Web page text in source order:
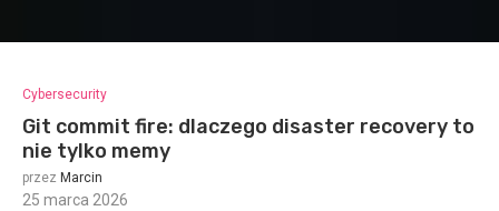
Cybersecurity
Git commit fire: dlaczego disaster recovery to
nie tylko memy
przez Marcin
25 marca 2026